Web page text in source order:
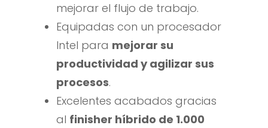
mejorar el flujo de trabajo.
Equipadas con un procesador
Intel para mejorar su
productividad y agilizar sus
procesos.
Excelentes acabados gracias
al finisher híbrido de 1.000